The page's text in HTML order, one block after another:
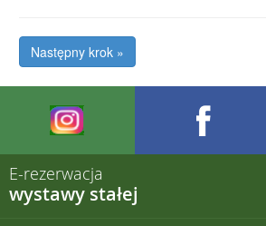
E-rezerwacja
wystawy stałej